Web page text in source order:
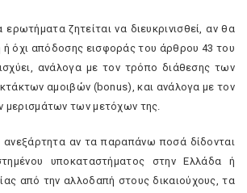
ερωτήματα ζητείται να διευκρινισθεί, αν θα
όχι απόδοσης εισφοράς του άρθρου 43 του
ανάλογα με τον τρόπο διάθεσης των
αμοιβών (bonus), και ανάλογα με τον
μερισμάτων των μετόχων της.
ανεξάρτητα αν τα παραπάνω ποσά δίδονται
υποκαταστήματος στην Ελλάδα ή
από την αλλοδαπή στους δικαιούχους, τα